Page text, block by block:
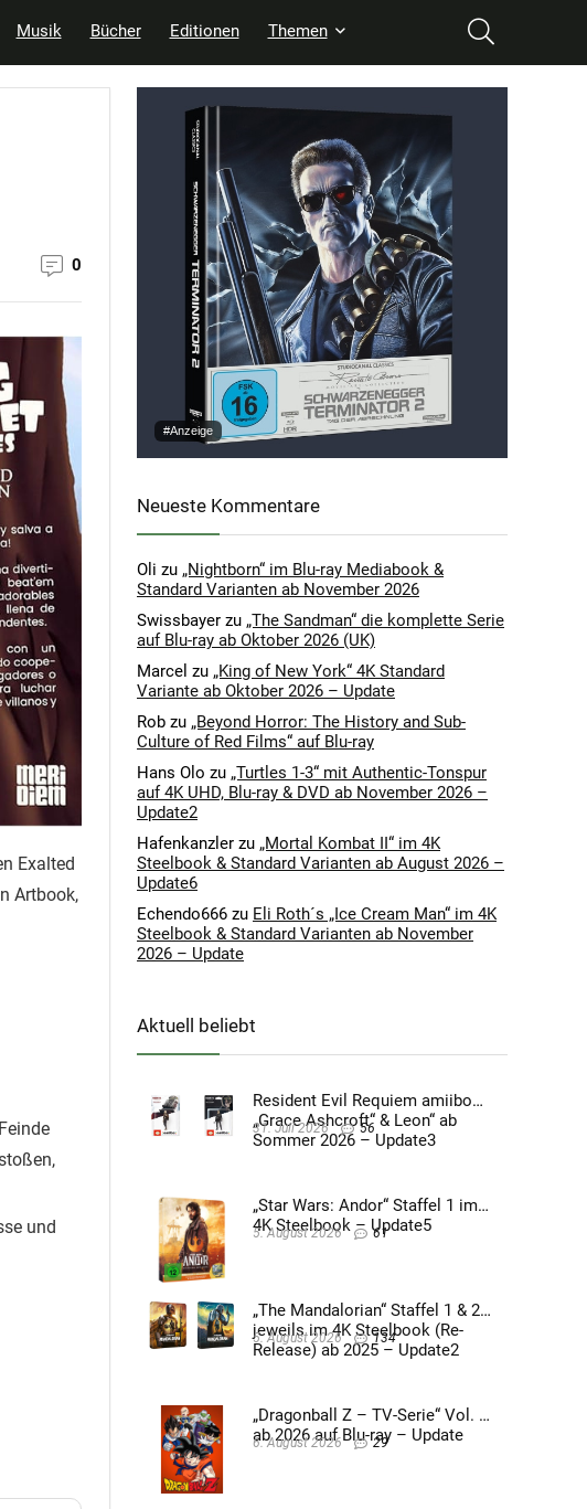
Musik Bücher Editionen Themen
0
Exalted
Artbook,
und
#Anzeige
Neueste Kommentare
Oli zu „Nightborn“ im Blu-ray Mediabook &
Standard Varianten ab November 2026
Swissbayer zu „The Sandman“ die komplette Serie
auf Blu-ray ab Oktober 2026 (UK)
Marcel zu „King of New York“ 4K Standard
Variante ab Oktober 2026 – Update
Rob zu „Beyond Horror: The History and Sub-
Culture of Red Films“ auf Blu-ray
Hans Olo zu „Turtles 1-3“ mit Authentic-Tonspur
auf 4K UHD, Blu-ray & DVD ab November 2026 –
Update2
Hafenkanzler zu „Mortal Kombat II“ im 4K
Steelbook & Standard Varianten ab August 2026 –
Update6
Echendo666 zu Eli Roth´s „Ice Cream Man“ im 4K
Steelbook & Standard Varianten ab November
2026 – Update
Aktuell beliebt
Resident Evil Requiem amiibo
„Grace Ashcroft“ & Leon“ ab
Sommer 2026 – Update3
31. Juli 2026 56
„Star Wars: Andor“ Staffel 1 im
4K Steelbook – Update5
5. August 2026 61
„The Mandalorian“ Staffel 1 & 2
jeweils im 4K Steelbook (Re-
Release) ab 2025 – Update2
5. August 2026 134
„Dragonball Z – TV-Serie“ Vol. 4
ab 2026 auf Blu-ray – Update
6. August 2026 29